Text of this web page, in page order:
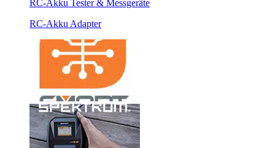
RC-Akku Tester & Messgeräte
RC-Akku Adapter